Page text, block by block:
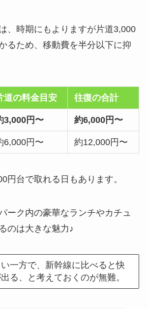
、時期にもよりますが片道3,000
るため、移動費を半分以下に抑
道の料金目安 往復の合計
3,000円〜 約6,000円〜
6,000円〜 約12,000円〜
円台で取れる日もあります。
ーク内の豪華なランチやカチュ
のは大きな魅力♪
一方で、新幹線に比べると快
る、と考えておくのが無難。